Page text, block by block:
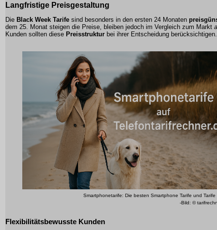
Langfristige Preisgestaltung
Die Black Week Tarife sind besonders in den ersten 24 Monaten
dem 25. Monat steigen die Preise, bleiben jedoch im Vergleich zum Markt
Kunden sollten diese Preisstruktur bei ihrer Entscheidung berücksichtigen.
Smartphonetarife: Die besten Smartphone Tarife und Tarife
-Bild: ©
Flexibilitätsbewusste Kunden